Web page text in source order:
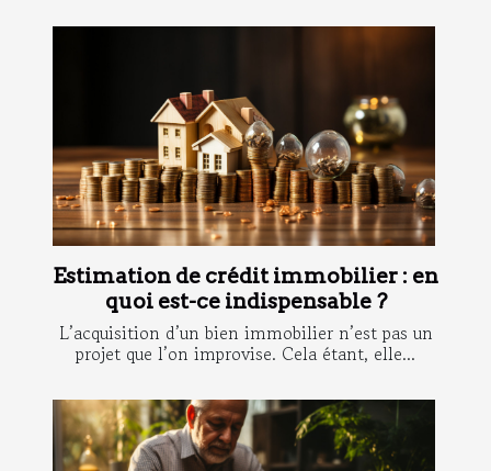
Estimation de crédit immobilier : en
quoi est-ce indispensable ?
L’acquisition d’un bien immobilier n’est pas un
projet que l’on improvise. Cela étant, elle...